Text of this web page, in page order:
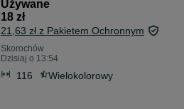
Używane
18 zł
21,63 zł z Pakietem Ochronnym
Skorochów
Dzisiaj o 13:54
116 Wielokolorowy